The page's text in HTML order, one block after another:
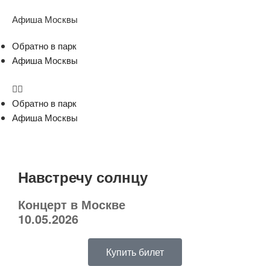
Афиша Москвы
Обратно в парк
Афиша Москвы
Обратно в парк
Афиша Москвы
Навстречу солнцу
Концерт в Москве
10.05.2026
Купить билет